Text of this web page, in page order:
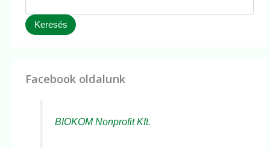
Keresés
Facebook oldalunk
BIOKOM Nonprofit Kft.